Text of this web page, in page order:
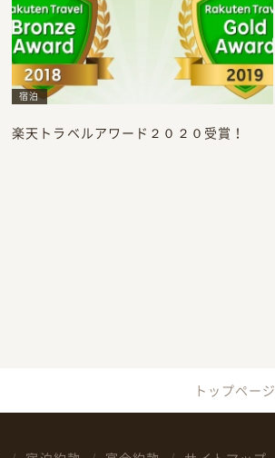
宿泊
楽天トラベルアワード２０２０受賞！
トップページ